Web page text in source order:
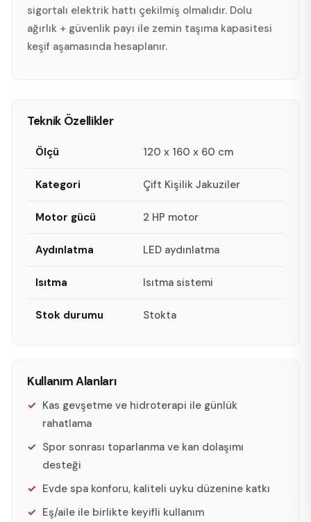
sigortalı elektrik hattı çekilmiş olmalıdır. Dolu
ağırlık + güvenlik payı ile zemin taşıma kapasitesi
keşif aşamasında hesaplanır.
Teknik Özellikler
Ölçü 120 x 160 x 60 cm
Kategori Çift Kişilik Jakuziler
Motor gücü 2 HP motor
Aydınlatma LED aydınlatma
Isıtma Isıtma sistemi
Stok durumu Stokta
Kullanım Alanları
Kas gevşetme ve hidroterapi ile günlük
rahatlama
Spor sonrası toparlanma ve kan dolaşımı
desteği
Evde spa konforu, kaliteli uyku düzenine katkı
Eş/aile ile birlikte keyifli kullanım